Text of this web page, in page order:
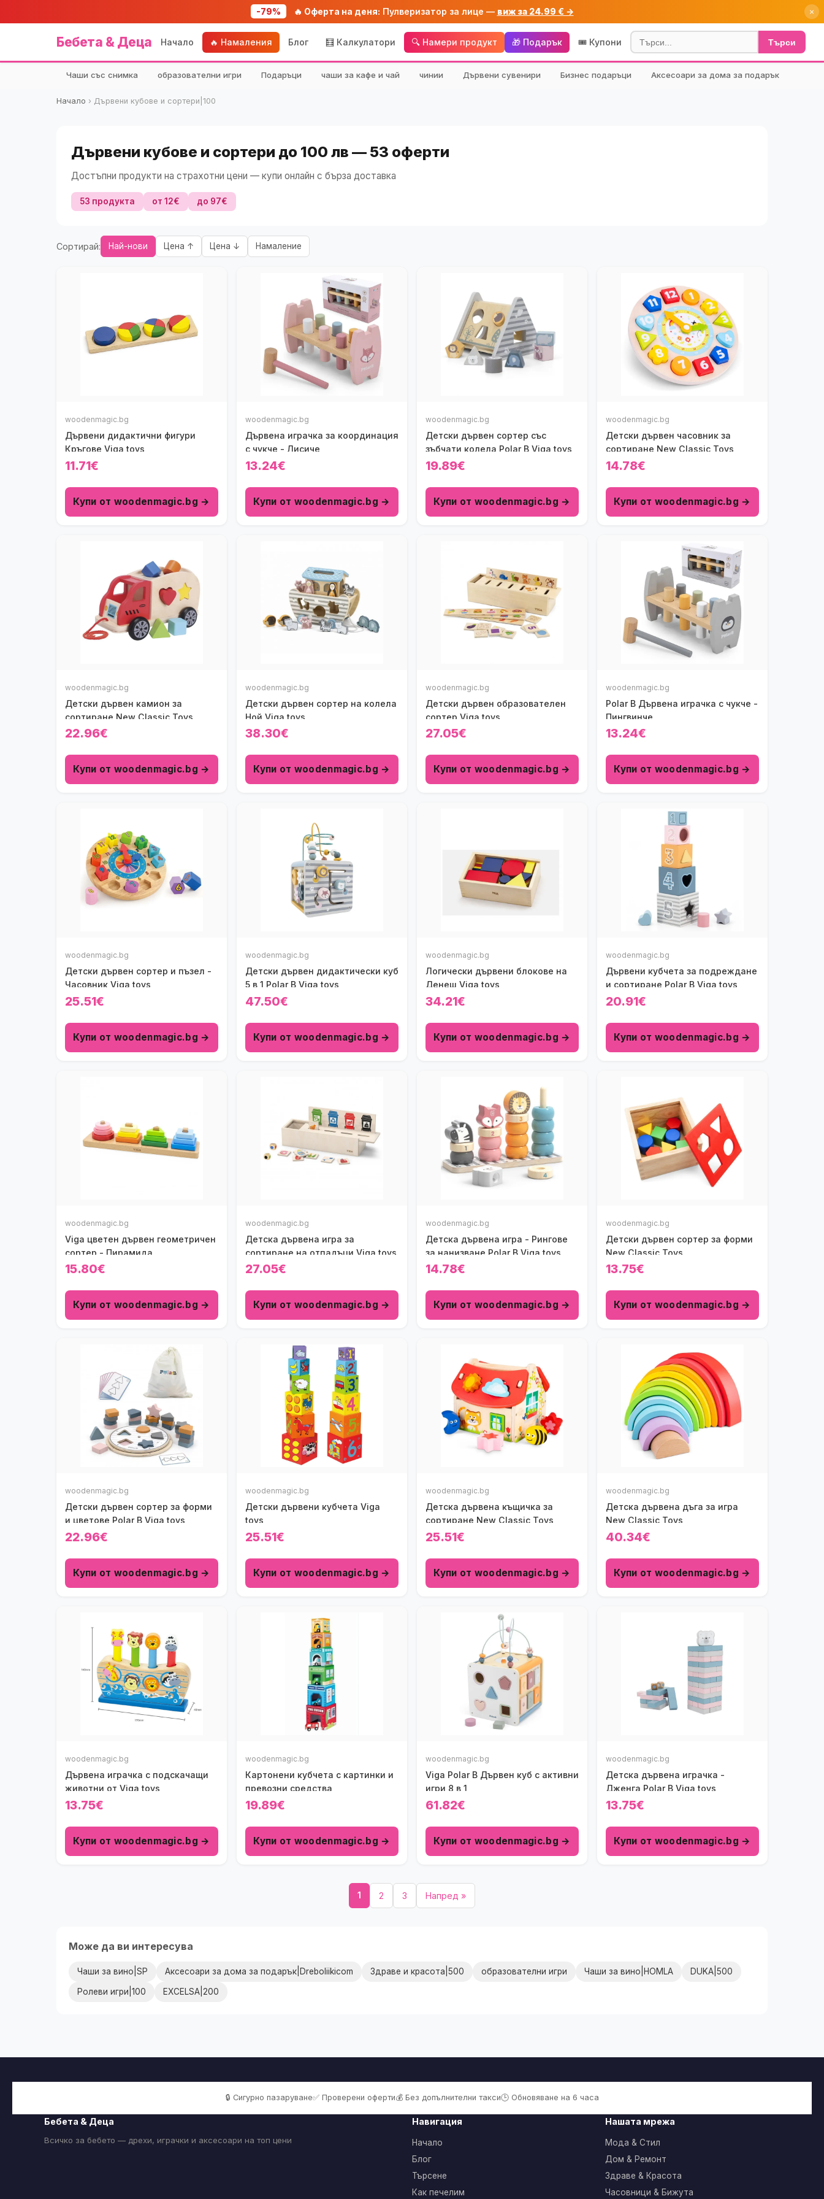
-79% 🔥 Оферта на деня: Пулверизатор за лице — виж за 24.99 € → ×
Бебета & Деца Начало 🔥 Намаления Блог 🧮 Калкулатори 🔍 Намери продукт 🎁 Подарък 🎟️ Купони Търси
Чаши със снимка образователни игри Подаръци чаши за кафе и чай чинии Дървени сувенири Бизнес подаръци Аксесоари за дома за подарък
Начало › Дървени кубове и сортери|100
Дървени кубове и сортери до 100 лв — 53 оферти
Достъпни продукти на страхотни цени — купи онлайн с бърза доставка
53 продукта от 12€ до 97€
Сортирай: Най-нови Цена ↑ Цена ↓ Намаление
woodenmagic.bg
Дървени дидактични фигури
Кръгове Viga toys
11.71€
Купи от woodenmagic.bg →
woodenmagic.bg
Дървена играчка за координация
с чукче - Лисиче
13.24€
Купи от woodenmagic.bg →
woodenmagic.bg
Детски дървен сортер със
зъбчати колела Polar B Viga toys
19.89€
Купи от woodenmagic.bg →
woodenmagic.bg
Детски дървен часовник за
сортиране New Classic Toys
14.78€
Купи от woodenmagic.bg →
woodenmagic.bg
Детски дървен камион за
сортиране New Classic Toys
22.96€
Купи от woodenmagic.bg →
woodenmagic.bg
Детски дървен сортер на колела
Ной Viga toys
38.30€
Купи от woodenmagic.bg →
woodenmagic.bg
Детски дървен образователен
сортер Viga toys
27.05€
Купи от woodenmagic.bg →
woodenmagic.bg
Polar B Дървена играчка с чукче -
Пингвинче
13.24€
Купи от woodenmagic.bg →
woodenmagic.bg
Детски дървен сортер и пъзел -
Часовник Viga toys
25.51€
Купи от woodenmagic.bg →
woodenmagic.bg
Детски дървен дидактически куб
5 в 1 Polar B Viga toys
47.50€
Купи от woodenmagic.bg →
woodenmagic.bg
Логически дървени блокове на
Денеш Viga toys
34.21€
Купи от woodenmagic.bg →
woodenmagic.bg
Дървени кубчета за подреждане
и сортиране Polar B Viga toys
20.91€
Купи от woodenmagic.bg →
woodenmagic.bg
Viga цветен дървен геометричен
сортер - Пирамида
15.80€
Купи от woodenmagic.bg →
woodenmagic.bg
Детска дървена игра за
сортиране на отпадъци Viga toys
27.05€
Купи от woodenmagic.bg →
woodenmagic.bg
Детска дървена игра - Рингове
за нанизване Polar B Viga toys
14.78€
Купи от woodenmagic.bg →
woodenmagic.bg
Детски дървен сортер за форми
New Classic Toys
13.75€
Купи от woodenmagic.bg →
woodenmagic.bg
Детски дървен сортер за форми
и цветове Polar B Viga toys
22.96€
Купи от woodenmagic.bg →
woodenmagic.bg
Детски дървени кубчета Viga
toys
25.51€
Купи от woodenmagic.bg →
woodenmagic.bg
Детска дървена къщичка за
сортиране New Classic Toys
25.51€
Купи от woodenmagic.bg →
woodenmagic.bg
Детска дървена дъга за игра
New Classic Toys
40.34€
Купи от woodenmagic.bg →
woodenmagic.bg
Дървена играчка с подскачащи
животни от Viga toys
13.75€
Купи от woodenmagic.bg →
woodenmagic.bg
Картонени кубчета с картинки и
превозни средства
19.89€
Купи от woodenmagic.bg →
woodenmagic.bg
Viga Polar B Дървен куб с активни
игри 8 в 1
61.82€
Купи от woodenmagic.bg →
woodenmagic.bg
Детска дървена играчка -
Дженга Polar B Viga toys
13.75€
Купи от woodenmagic.bg →
1 2 3 Напред »
Може да ви интересува
Чаши за вино|SP Аксесоари за дома за подарък|Dreboliikicom Здраве и красота|500 образователни игри Чаши за вино|HOMLA DUKA|500
Ролеви игри|100 EXCELSA|200
🔒 Сигурно пазаруване✅ Проверени оферти💰 Без допълнителни такси🕒 Обновяване на 6 часа
Бебета & Деца
Всичко за бебето — дрехи, играчки и аксесоари на топ цени
Навигация
Начало
Блог
Търсене
Как печелим
Нашата мрежа
Мода & Стил
Дом & Ремонт
Здраве & Красота
Часовници & Бижута